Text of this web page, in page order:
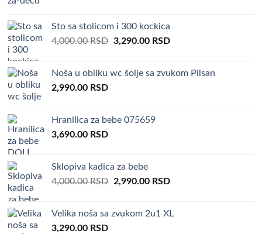
Sto sa stolicom i 300 kockica
4,000.00RSD Original
4,000.00 RSD.
3,290.00 RSDCurrent
3,290.00 RSD.
Noša u obliku wc šolje sa zvukom Pilsan
2,990.00 RSD
Hranilica za bebe 075659
3,690.00 RSD
Sklopiva kadica za bebe
4,000.00RSD Original
4,000.00 RSD.
2,990.00 RSDCurrent
2,990.00 RSD.
Velika noša sa zvukom 2u1 XL
3,290.00 RSD